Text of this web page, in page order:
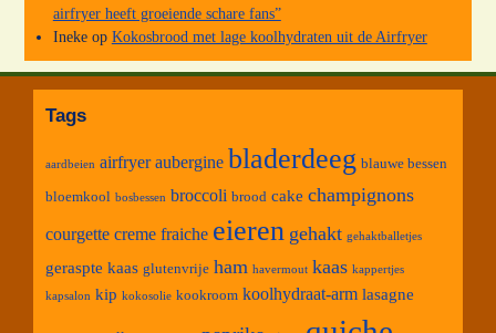
airfryer heeft groeiende schare fans”
Inekeop Kokosbrood met lage koolhydraten uit de Airfryer
Tags
aardbeien airfryer aubergine bladerdeeg blauwe bessen
bloemkool bosbessen broccoli brood cake champignons
courgette creme fraiche eieren gehakt gehaktballetjes
geraspte kaas glutenvrije ham havermout kaas kappertjes
kapsalon kip kokosolie kookroom koolhydraat-arm lasagne